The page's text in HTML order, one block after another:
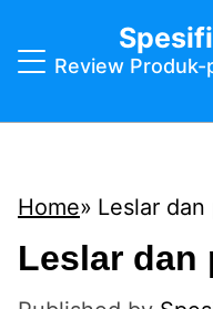
Review Produk-
Home Leslar dan
Leslar dan